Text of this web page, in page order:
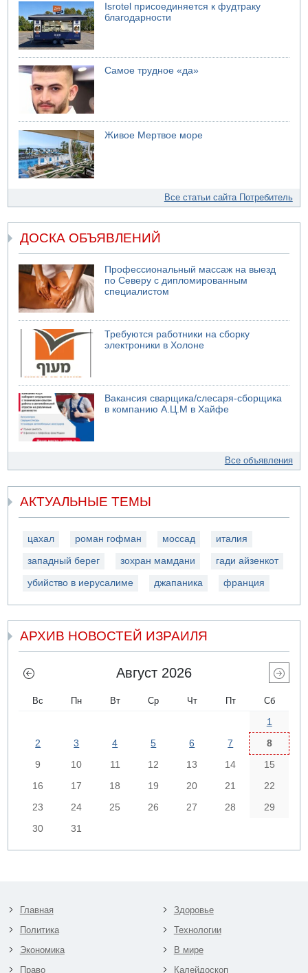
Isrotel присоединяется к фудтраку
благодарности
Самое трудное «да»
Живое Мертвое море
Все статьи сайта Потребитель
ДОСКА ОБЪЯВЛЕНИЙ
Профессиональный массаж на выезд
по Северу с дипломированным
специалистом
Требуются работники на сборку
электроники в Холоне
Вакансия сварщика/слесаря-сборщика
в компанию А.Ц.М в Хайфе
Все объявления
АКТУАЛЬНЫЕ ТЕМЫ
цахал роман гофман моссад италия
западный берег зохран мамдани гади айзенкот
убийство в иерусалиме джапаника франция
АРХИВ НОВОСТЕЙ ИЗРАИЛЯ
Август 2026
Вс Пн Вт Ср Чт Пт Сб
1
2
3 4 5 6 7
8
9
10 11 12 13 14
15
16
17 18 19 20 21
22
23
24 25 26 27 28
29
30
31
Главная
Политика
Экономика
Право
Здоровье
Технологии
В мире
Калейдоскоп